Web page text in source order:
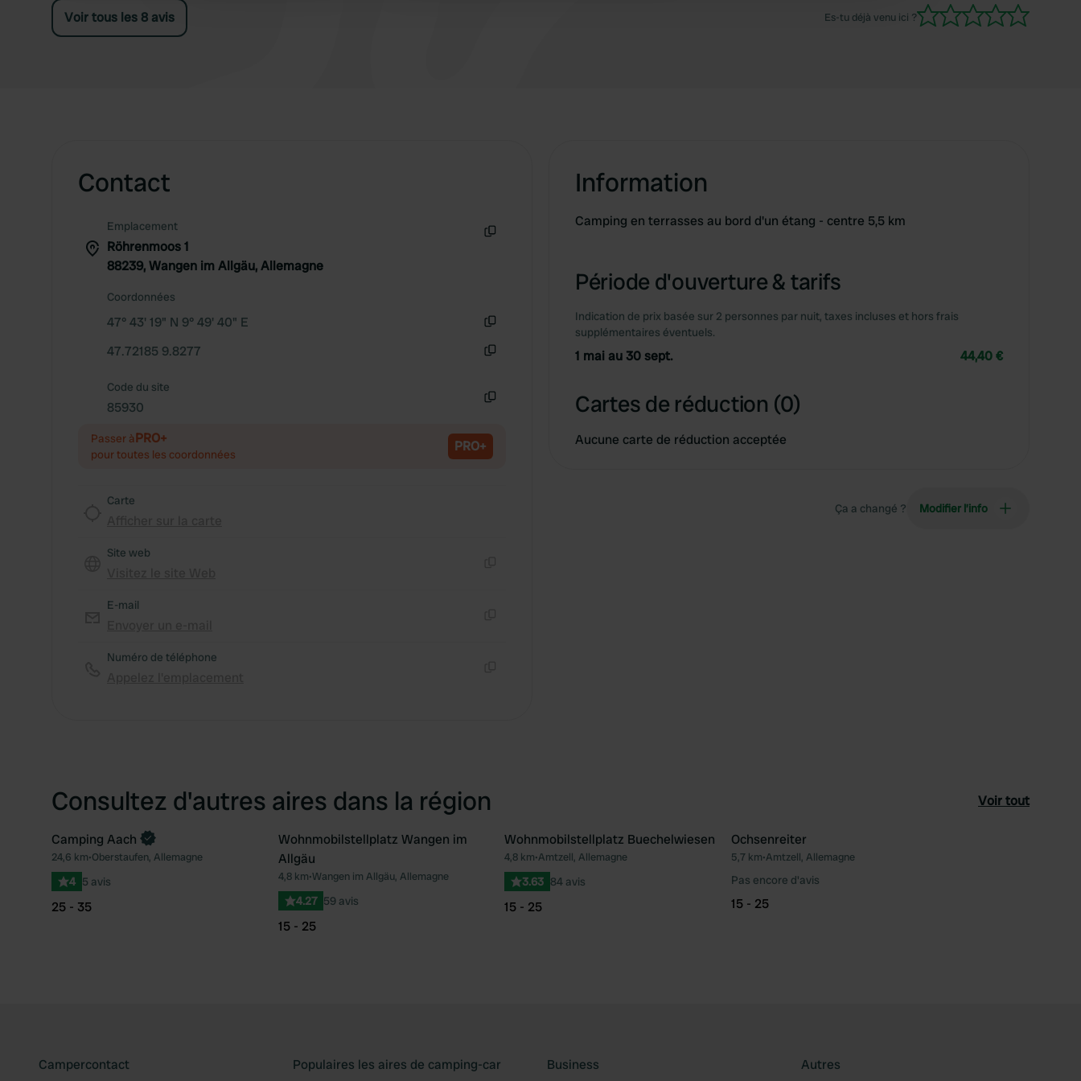
panneau à l'entrée indiquant qu'il faut payer.
Pas d'éclairage sur le terrain où nous nous
Voir tous les 8 avis Es-tu déjà venu ici ?
Contact
Emplacement
Röhrenmoos 1
88239, Wangen im Allgäu, Allemagne
Coordonnées
47° 43' 19" N 9° 49' 40" E
47.72185 9.8277
Code du site
85930
Passer àPRO+
pour toutes les coordonnées PRO+
Carte
Site web
E-mail
Numéro de téléphone
Information
Camping en terrasses au bord d'un étang - centre 5,5 km
Période d'ouverture & tarifs
Indication de prix basée sur 2 personnes par nuit, taxes incluses et hors frais
supplémentaires éventuels.
1 mai au 30 sept. 44,40 €
Cartes de réduction (0)
Aucune carte de réduction acceptée
Ça a changé ? Modifier l’info
Consultez d'autres aires dans la région Voir tout
Préféré
Reserve maintenant
Camping Aach
24,6 km•Oberstaufen, Allemagne
4 5 avis
25 - 35
Préféré
Wohnmobilstellplatz Wangen im
Allgäu
4,8 km•Wangen im Allgäu, Allemagne
4.27 59 avis
15 - 25
Préféré
Wohnmobilstellplatz Buechelwiesen
4,8 km•Amtzell, Allemagne
3.63 84 avis
15 - 25
Ochsenreiter
5,7 km•Amtzell, Allemagne
Pas encore d'avis
15 - 25
Campercontact Populaires les aires de camping-car Business Autres